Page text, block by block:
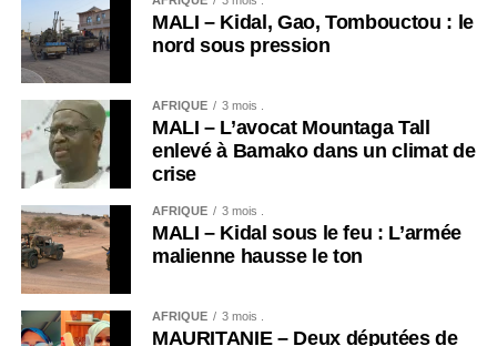
MALI – Kidal, Gao, Tombouctou : le
nord sous pression
AFRIQUE 3 mois .
MALI – L’avocat Mountaga Tall
enlevé à Bamako dans un climat de
crise
AFRIQUE 3 mois .
MALI – Kidal sous le feu : L’armée
malienne hausse le ton
AFRIQUE 3 mois .
MAURITANIE – Deux députées de